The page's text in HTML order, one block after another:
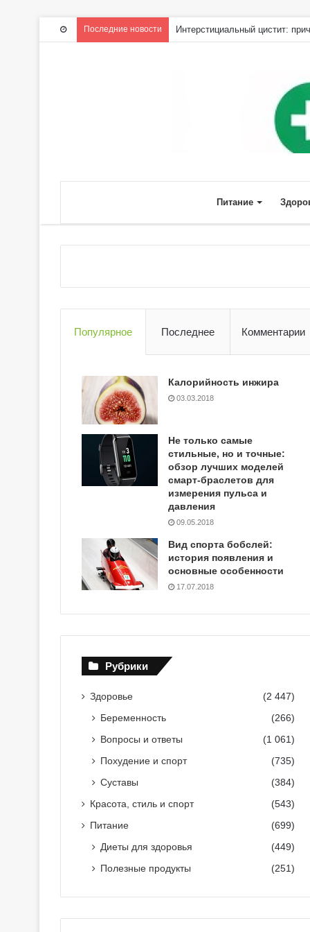
Последние новости Интерстициальный цистит:
Питание
Популярное Последнее Комментарии
Калорийность инжира
03.03.2018
Не только самые
стильные, но и точные:
обзор лучших моделей
смарт-браслетов для
измерения пульса и
давления
09.05.2018
Вид спорта бобслей:
история появления и
основные особенности
17.07.2018
Рубрики
Здоровье (2 447)
Беременность
(266)
Вопросы и ответы
(1 061)
Похудение и спорт
(735)
Суставы
(384)
Красота, стиль и спорт (543)
Питание (699)
Диеты для здоровья
(449)
Полезные продукты
(251)